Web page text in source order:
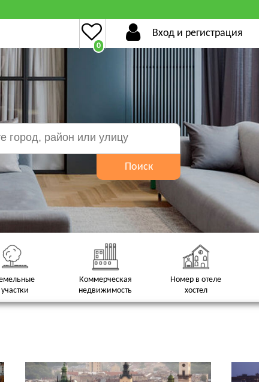
0
Вход и регистрация
Поиск
участки
Коммерческая
недвижимость
Номер в отеле
хостел